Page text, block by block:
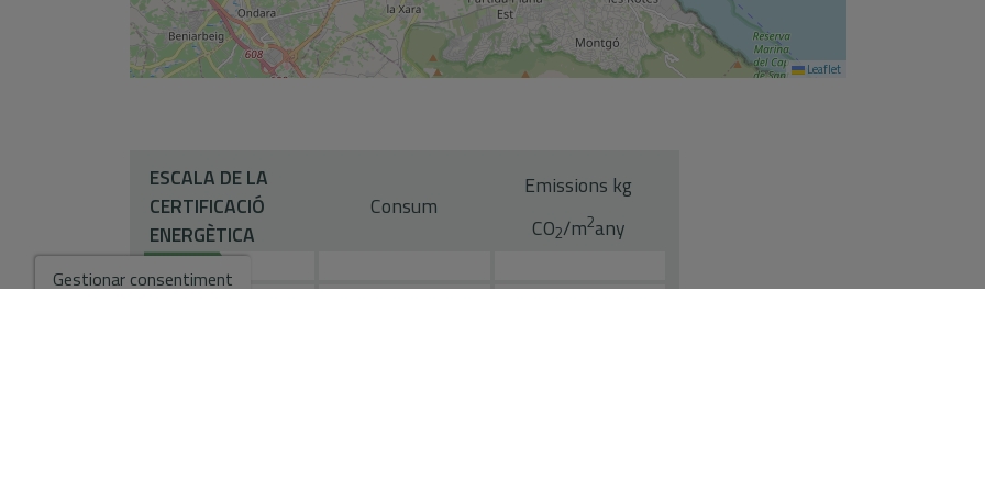
Leaflet
ESCALA DE LA
CERTIFICACIÓ
ENERGÈTICA
Consum
Emissions kg
CO2/m2any
A
B
Gestionar consentiment